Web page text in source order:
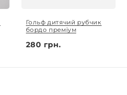
Гольф дитячий рубчик
бордо преміум
280 грн.